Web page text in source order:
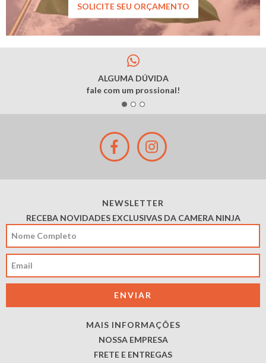
SOLICITE SEU ORÇAMENTO
ALGUMA DÚVIDA
fale com um prossional!
NEWSLETTER
RECEBA NOVIDADES EXCLUSIVAS DA CAMERA NINJA
MAIS INFORMAÇÕES
NOSSA EMPRESA
FRETE E ENTREGAS